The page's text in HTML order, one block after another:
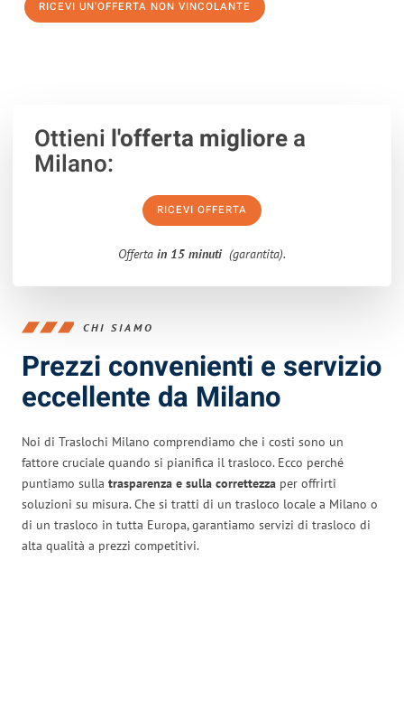
RICEVI UN'OFFERTA NON VINCOLANTE
Ottieni l'offerta migliorea
Milano:
RICEVI OFFERTA
Offerta in 15 minuti (garantita).
CHI SIAMO
Prezzi convenienti e servizio
eccellente da Milano
Noi di Traslochi Milano comprendiamo che i costi sono un
fattore cruciale quando si pianifica il trasloco. Ecco perché
puntiamo sulla trasparenza e sulla correttezza per offrirti
soluzioni su misura. Che si tratti di un trasloco locale a Milano o
di un trasloco in tutta Europa, garantiamo servizi di trasloco di
alta qualità a prezzi competitivi.